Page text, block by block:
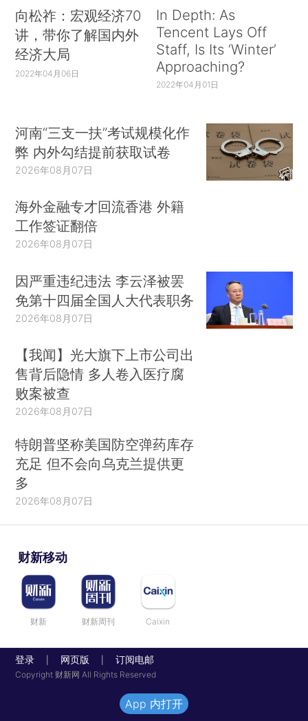
向松祚：宏观经济70
讲，带你了解国内外
经济大局
2022年04月06日
In Depth: As
Tencent Lays Off
Staff, Is Its ‘Winter’
Approaching?
2022年04月01日
河南“三支一扶”考试规模化作
弊 内外勾结提前获取试卷
2026年08月07日
海外金融专才回流香港 外籍
工作签证翻倍
2026年08月07日
因严重违纪违法 李云泽被罢
免第十四届全国人大代表职务
2026年08月07日
【我闻】光大旗下上市公司出
售背后隐情 多人卷入医疗腐
败案被查
2026年08月07日
特朗普坚称美国防空弹药库存
充足 但不会向乌克兰提供更
多
2026年08月07日
财新移动
财新 财新周刊 Caixin
登录 网页版 订阅电邮
Copyright 财新网 All Rights Reserved
App 内打开